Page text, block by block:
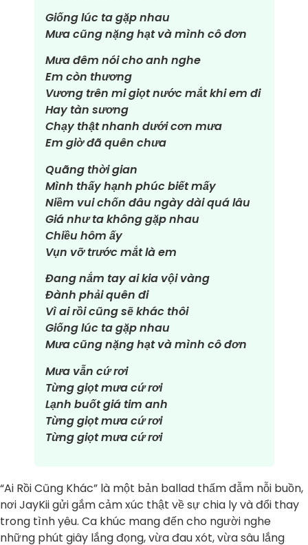
Giống lúc ta gặp nhau
Mưa cũng nặng hạt và mình cô đơn
Mưa đêm nói cho anh nghe
Em còn thương
Vương trên mi giọt nước mắt khi em đi
Hay tàn sương
Chạy thật nhanh dưới cơn mưa
Em giờ đã quên chưa
Quãng thời gian
Mình thấy hạnh phúc biết mấy
Niềm vui chốn đâu ngày dài quá lâu
Giá như ta không gặp nhau
Chiều hôm ấy
Vụn vỡ trước mắt là em
Đang nắm tay ai kia vội vàng
Đành phải quên đi
Vì ai rồi cũng sẽ khác thôi
Giống lúc ta gặp nhau
Mưa cũng nặng hạt và mình cô đơn
Mưa vẫn cứ rơi
Từng giọt mưa cứ rơi
Lạnh buốt giá tim anh
Từng giọt mưa cứ rơi
Từng giọt mưa cứ rơi
“Ai Rồi Cũng Khác” là một bản ballad thấm đẫm nỗi buồn,
nơi JayKii gửi gắm cảm xúc thật về sự chia ly và đổi thay
trong tình yêu. Ca khúc mang đến cho người nghe
những phút giây lắng đọng, vừa đau xót, vừa sâu lắng